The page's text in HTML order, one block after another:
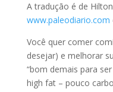
A traduçāo é de
www.paleodiario.com
Você quer comer
desejar) e melhorar
“bom demais para
high fat – pouco